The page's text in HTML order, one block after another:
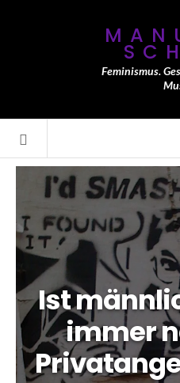
Feminismus.
Ist
immer